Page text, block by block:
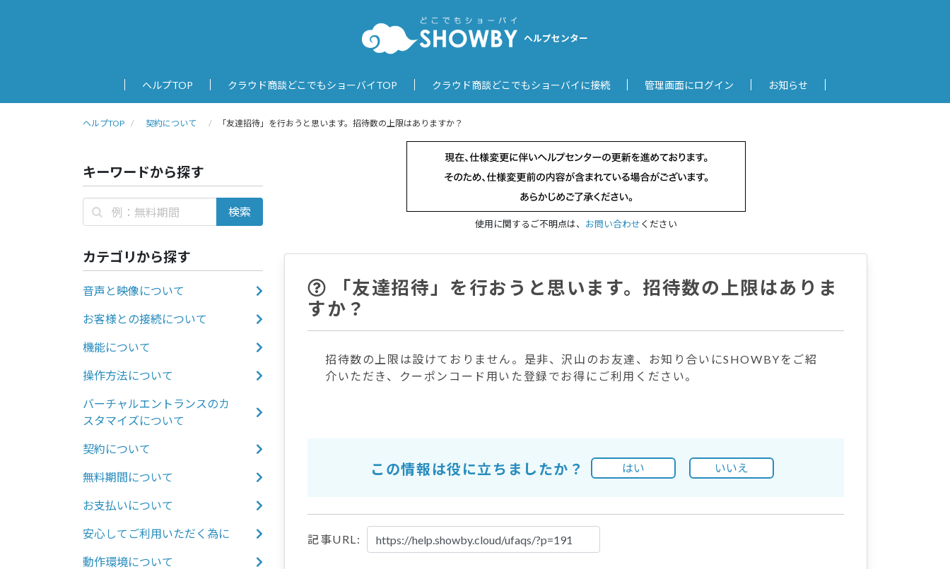
ヘルプセンター
ヘルプTOP クラウド商談どこでもショーバイTOP クラウド商談どこでもショーバイに接続 管理画面にログイン お知らせ
ヘルプTOP 契約について 「友達招待」を行おうと思います。招待数の上限はありますか？
キーワードから探す
カテゴリから探す
音声と映像について
お客様との接続について
機能について
操作方法について
バーチャルエントランスのカ
スタマイズについて
契約について
無料期間について
お支払いについて
安心してご利用いただく為に
動作環境について
使用に関するご不明点は、 お問い合わせください
「友達招待」を行おうと思います。招待数の上限はありま
すか？
招待数の上限は設けておりません。是非、沢山のお友達、お知り合いにSHOWBYをご紹
介いただき、クーポンコード用いた登録でお得にご利用ください。
この情報は役に立ちましたか？ はい いいえ
記事URL: